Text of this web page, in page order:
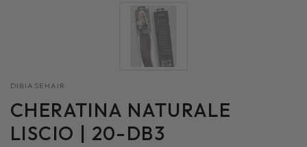
DIBIASEHAIR
CHERATINA NATURALE
LISCIO | 20-DB3